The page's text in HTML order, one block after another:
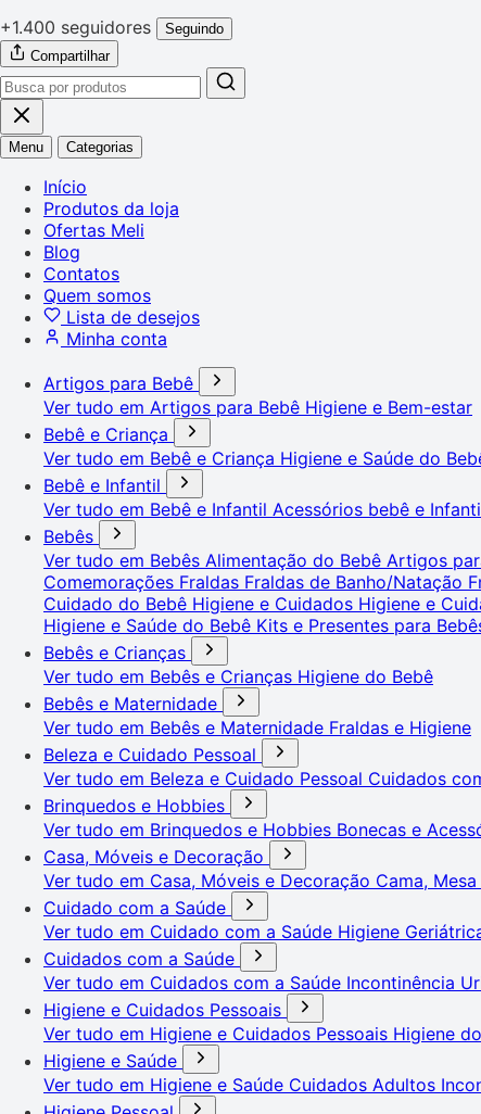
+1.400 seguidores
Seguindo
Compartilhar
Menu Categorias
Início
Produtos da loja
Ofertas Meli
Blog
Contatos
Quem somos
Lista de desejos
Minha conta
Artigos para Bebê
Ver tudo em Artigos para Bebê Higiene e Bem-estar
Bebê e Criança
Ver tudo em Bebê e Criança Higiene e Saúde do
Bebê e Infantil
Ver tudo em Bebê e Infantil Acessórios bebê e
Bebês
Ver tudo em Bebês Alimentação do Bebê Artigos
Comemorações Fraldas Fraldas de Banho/Natação
Cuidado do Bebê Higiene e Cuidados Higiene e
Higiene e Saúde do Bebê Kits e Presentes para
Bebês e Crianças
Ver tudo em Bebês e Crianças Higiene do Bebê
Bebês e Maternidade
Ver tudo em Bebês e Maternidade Fraldas e Higiene
Beleza e Cuidado Pessoal
Ver tudo em Beleza e Cuidado Pessoal Cuidados
Brinquedos e Hobbies
Ver tudo em Brinquedos e Hobbies Bonecas e
Casa, Móveis e Decoração
Ver tudo em Casa, Móveis e Decoração Cama,
Cuidado com a Saúde
Ver tudo em Cuidado com a Saúde Higiene
Cuidados com a Saúde
Ver tudo em Cuidados com a Saúde Incontinência
Higiene e Cuidados Pessoais
Ver tudo em Higiene e Cuidados Pessoais Higiene
Higiene e Saúde
Ver tudo em Higiene e Saúde Cuidados Adultos